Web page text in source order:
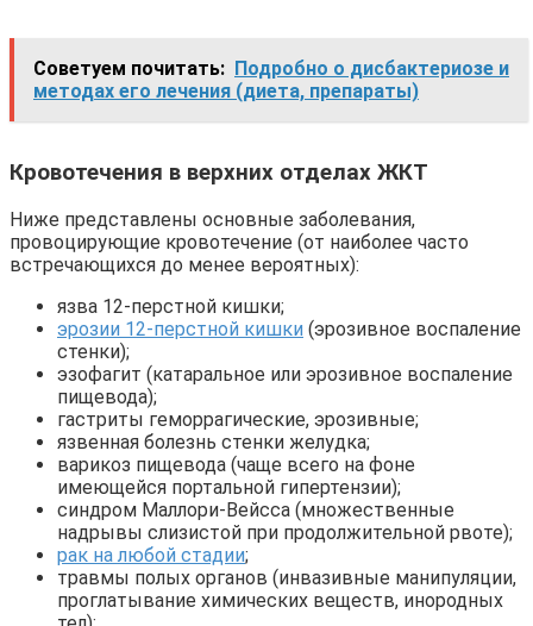
Советуем почитать: Подробно о дисбактериозе и
методах его лечения (диета, препараты)
Кровотечения в верхних отделах ЖКТ
Ниже представлены основные заболевания,
провоцирующие кровотечение (от наиболее часто
встречающихся до менее вероятных):
язва 12-перстной кишки;
эрозии 12-перстной кишки (эрозивное воспаление
стенки);
эзофагит (катаральное или эрозивное воспаление
пищевода);
гастриты геморрагические, эрозивные;
язвенная болезнь стенки желудка;
варикоз пищевода (чаще всего на фоне
имеющейся портальной гипертензии);
синдром Маллори-Вейсса (множественные
надрывы слизистой при продолжительной рвоте);
рак на любой стадии;
травмы полых органов (инвазивные манипуляции,
проглатывание химических веществ, инородных